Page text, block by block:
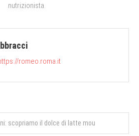
nutrizionista.
romeo.roma.it
scopriamo il dolce di latte mou